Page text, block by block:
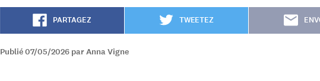
PARTAGEZ TWEETEZ
Publié 07/05/2026 par Anna Vigne